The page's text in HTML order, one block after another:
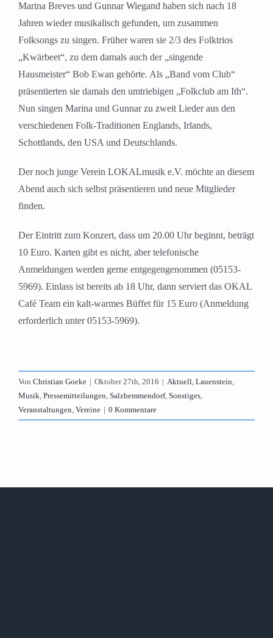
Marina Breves und Gunnar Wiegand haben sich nach 18
Jahren wieder musikalisch gefunden, um zusammen
Folksongs zu singen. Früher waren sie 2/3 des Folktrios
„Kwärbeet“, zu dem damals auch der „singende
Hausmeister“ Bob Ewan gehörte. Als „Band vom Club“
präsentierten sie damals den umtriebigen „Folkclub am Ith“.
Nun singen Marina und Gunnar zu zweit Lieder aus den
verschiedenen Folk-Traditionen Englands, Irlands,
Schottlands, den USA und Deutschlands.
Der noch junge Verein LOKALmusik e.V. möchte an diesem
Abend auch sich selbst präsentieren und neue Mitglieder
finden.
Der Eintritt zum Konzert, dass um 20.00 Uhr beginnt, beträgt
10 Euro. Karten gibt es nicht, aber telefonische
Anmeldungen werden gerne entgegengenommen (05153-
5969). Einlass ist bereits ab 18 Uhr, dann serviert das OKAL
Café Team ein kalt-warmes Büffet für 15 Euro (Anmeldung
erforderlich unter 05153-5969).
Von Christian Goeke | Oktober 27th, 2016 | Aktuell, Lauenstein,
Musik, Pressemitteilungen, Salzhemmendorf, Sonstiges,
Veranstaltungen, Vereine | 0 Kommentare